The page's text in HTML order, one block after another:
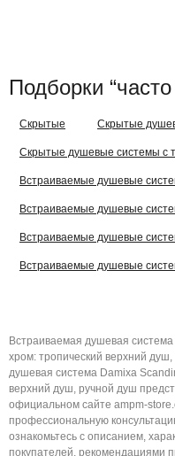
Подборки
Скрытые Скрытые
Скрытые душевые системы с
Встраиваемые душевые
Встраиваемые душевые
Встраиваемые душевые
Встраиваемые душевые
Встраиваемая душевая
хром: тропический верхний
душевая система Damixa
верхний душ, ручной душ
официальном сайте ampm-
профессиональную
ознакомьтесь с описанием,
покупателей, рекомендациями